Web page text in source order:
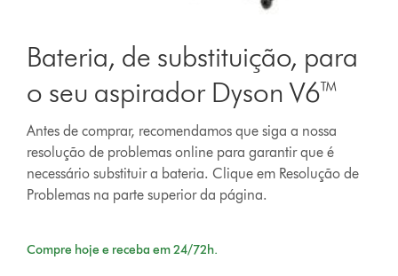
Bateria, de substituição, para
o seu aspirador Dyson V6™
Antes de comprar, recomendamos que siga a nossa
resolução de problemas online para garantir que é
necessário substituir a bateria. Clique em Resolução de
Problemas na parte superior da página.
Compre hoje e receba em 24/72h.